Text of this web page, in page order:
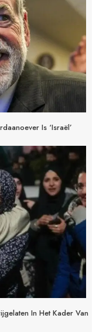
Is ‘Israël’
In Het Kader Van